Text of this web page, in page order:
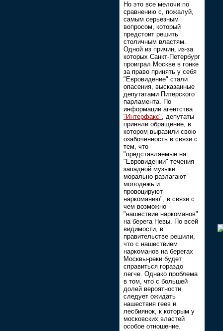
Но это все мелочи по
сравнению с, пожалуй,
самым серьезным
вопросом, который
предстоит решить
столичным властям.
Одной из причин, из-за
которых Санкт-Петербург
проиграл Москве в гонке
за право принять у себя
"Евровидение" стали
опасения, высказанные
депутатами Питерского
парламента. По
информации агентства
"Интерфакс", депутаты
приняли обращение, в
котором выразили свою
озабоченность в связи с
тем, что
"представляемые на
"Евровидении" течения
западной музыки
морально разлагают
молодежь и
провоцируют
наркоманию", в связи с
чем возможно
"нашествие наркоманов"
на берега Невы. По всей
видимости, в
правительстве решили,
что с нашествием
наркоманов на берегах
Москвы-реки будет
справиться гораздо
легче. Однако проблема
в том, что с большей
долей вероятности
следует ожидать
нашествия геев и
лесбиянок, к которым у
московских властей
особое отношение.